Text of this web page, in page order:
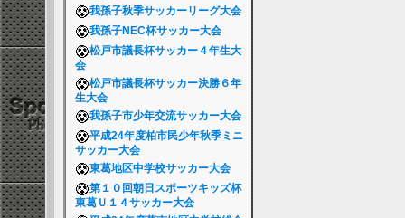
我孫子秋季サッカーリーグ大会
我孫子NEC杯サッカー大会
松戸市議長杯サッカー４年生大
会
松戸市議長杯サッカー決勝６年
生大会
我孫子市少年交流サッカー大会
平成24年度柏市民少年秋季ミニ
サッカー大会
東葛地区中学校サッカー大会
第１０回朝日スポーツキッズ杯
東葛Ｕ１４サッカー大会